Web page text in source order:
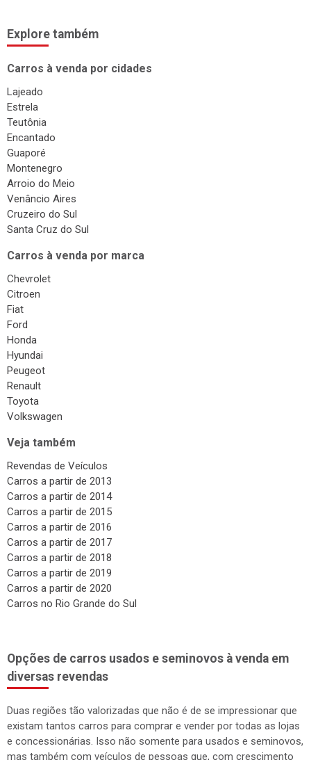
Estrela
Teutônia
Encantado
Guaporé
Montenegro
Arroio do Meio
Venâncio Aires
Cruzeiro do Sul
Santa Cruz do Sul
Citroen
Fiat
Ford
Honda
Hyundai
Peugeot
Renault
Toyota
Volkswagen
Revendas de Veículos
Carros a partir de 2013
Carros a partir de 2014
Carros a partir de 2015
Carros a partir de 2016
Carros a partir de 2017
Carros a partir de 2018
Carros a partir de 2019
Carros a partir de 2020
Carros no Rio Grande do Sul
diversas revendas
existam tantos carros para comprar e vender por todas as lojas
e concessionárias. Isso não somente para usados e seminovos,
mas também com veículos de pessoas que, com crescimento